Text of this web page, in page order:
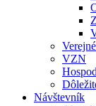
VZN
Návštevník